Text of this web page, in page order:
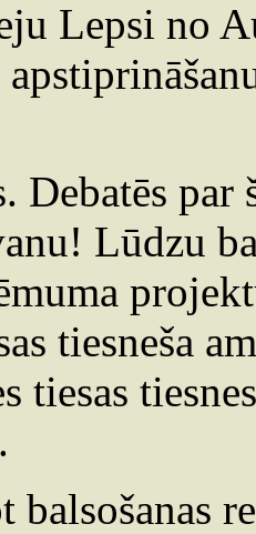
Lepsi no
Debatēs
Lūdzu
tiesneša
tiesas
balsošanas